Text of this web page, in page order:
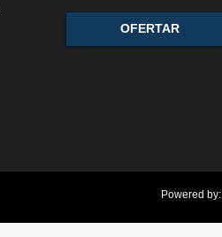
OFERTAR
Powered by: